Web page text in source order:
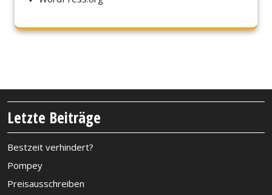
Letzte Beiträge
Bestzeit verhindert?
Pompey
Preisausschreiben